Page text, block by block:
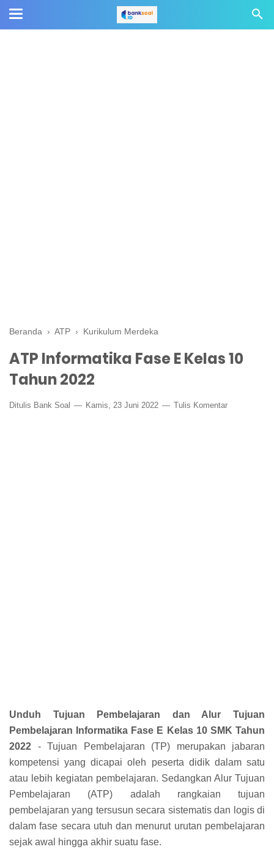
Beranda › ATP › Kurikulum Merdeka
ATP Informatika Fase E Kelas 10
Tahun 2022
Ditulis Bank Soal Kamis, 23 Juni 2022 Tulis Komentar
Unduh Tujuan Pembelajaran dan Alur Tujuan
Pembelajaran Informatika Fase E Kelas 10 SMK Tahun
2022 - Tujuan Pembelajaran (TP) merupakan jabaran
kompetensi yang dicapai oleh peserta didik dalam satu
atau lebih kegiatan pembelajaran. Sedangkan Alur Tujuan
Pembelajaran (ATP) adalah rangkaian tujuan
pembelajaran yang tersusun secara sistematis dan logis di
dalam fase secara utuh dan menurut urutan pembelajaran
sejak awal hingga akhir suatu fase.